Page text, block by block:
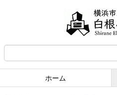
ホーム